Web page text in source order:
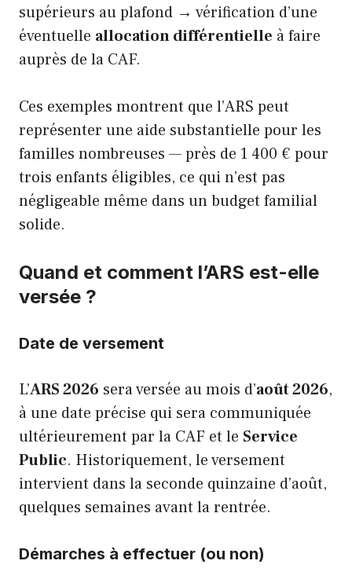
supérieurs au plafond → vérification d’une
éventuelle allocation différentielle à faire
auprès de la CAF.
Ces exemples montrent que l’ARS peut
représenter une aide substantielle pour les
familles nombreuses — près de 1 400 € pour
trois enfants éligibles, ce qui n’est pas
négligeable même dans un budget familial
solide.
Quand et comment l’ARS est-elle
versée ?
Date de versement
L’ARS 2026 sera versée au mois d’août 2026,
à une date précise qui sera communiquée
ultérieurement par la CAF et le Service
Public. Historiquement, le versement
intervient dans la seconde quinzaine d’août,
quelques semaines avant la rentrée.
Démarches à effectuer (ou non)